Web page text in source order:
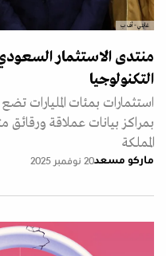
غايتي- أف ب
منتدى الاستثمار
التكنولوجيا
استثمارات بمئات المليارات
بمراكز بيانات عملاقة
المملكة
ماركو مسعد20 نوفمبر 2025